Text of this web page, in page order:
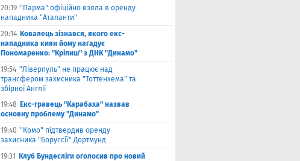
20:19 "Парма" офіційно взяла в оренду
нападника "Аталанти"
20:14 Ковалець зізнався, якого екс-
нападника киян йому нагадує
Пономаренко: "Кріпиш" з ДНК "Динамо"
19:54 "Ліверпуль" не працює над
трансфером захисника "Тоттенхема" та
збірної Англії
19:48 Екс-гравець "Карабаха" назвав
основну проблему "Динамо"
19:40 "Комо" підтвердив оренду
захисника "Боруссії" Дортмунд
19:31
Клуб Бундесліги оголосив про новий